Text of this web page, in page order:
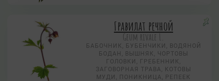
Гравилат речной
Geum rivale L.
БАБОЧНИК, БУБЕНЧИКИ, ВОДЯНОЙ
БОДАН, ВЫШНЯК, ЧОРТОВЫ
ГОЛОВКИ, ГРЕБЕННИК,
ЗАГОВОРНАЯ ТРАВА, КОТОВЫ
МУДИ, ПОНИКНИЦА, РЕПЕЕК